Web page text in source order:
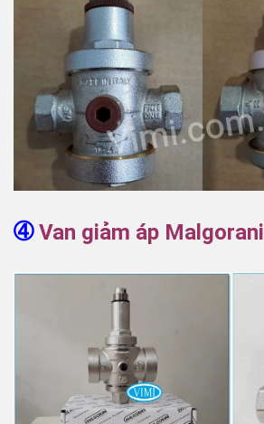
➃ Van giảm áp Malgorani